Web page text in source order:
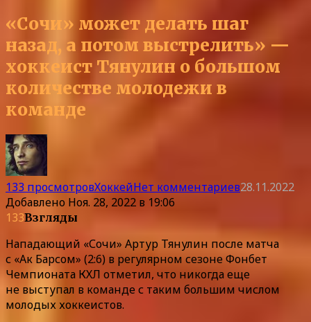
«Сочи» может делать шаг
назад, а потом выстрелить» —
хоккеист Тянулин о большом
количестве молодежи в
команде
133 просмотровХоккейНет комментариев28.11.2022
Добавлено Ноя. 28, 2022 в 19:06
133Взгляды
Нападающий «Сочи» Артур Тянулин после матча
с «Ак Барсом» (2:6) в регулярном сезоне Фонбет
Чемпионата КХЛ отметил, что никогда еще
не выступал в команде с таким большим числом
молодых хоккеистов.